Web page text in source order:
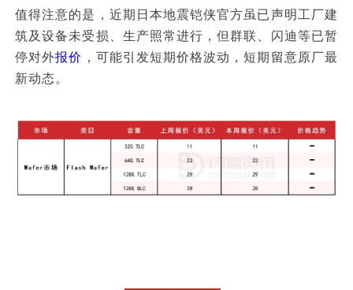
值得注意的是，近期日本地震铠侠官方虽已声明工厂建
筑及设备未受损、生产照常进行，但群联、闪迪等已暂
停对外报价 ，可能引发短期价格波动，短期留意原厂最
新动态。